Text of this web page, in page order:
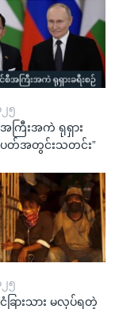
၅
ကြီးအကဲ ရုရှား
ပတ်အတွင်းသတင်း”
၅
ခြားသား မလုပ်ရတဲ့